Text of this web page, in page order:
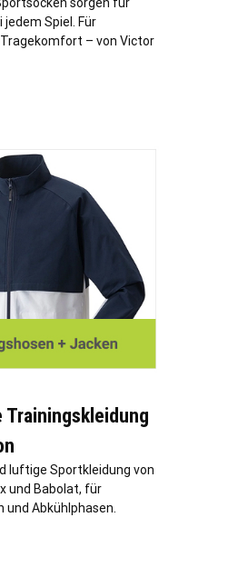
jedem Spiel. Für
– von Victor
luftige Sportkleidung von
und Babolat, für
Abkühlphasen.